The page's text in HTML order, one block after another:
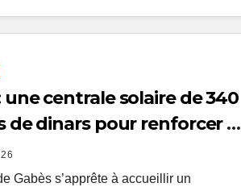
une centrale solaire de 340
de dinars pour renforcer la
énergétique et créer
Gabès s’apprête à accueillir un